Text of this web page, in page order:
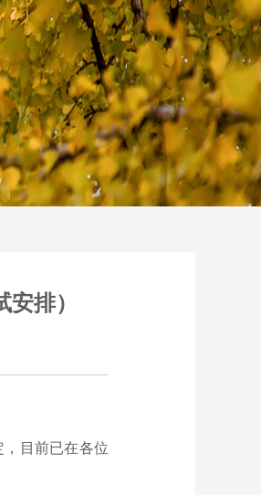
排）
目前已在各位